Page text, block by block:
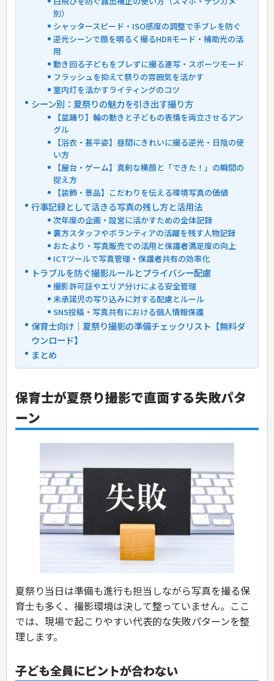
別）
シャッタースピード・ISO感度の調整で手ブレを防ぐ
逆光シーンで顔を明るく撮るHDRモード・補助光の活
用
動き回る子どもをブレずに撮る連写・スポーツモード
フラッシュを抑えて祭りの雰囲気を活かす
室内灯を活かすライティングのコツ
シーン別：夏祭りの魅力を引き出す撮り方
【盆踊り】輪の動きと子どもの表情を両立させるアン
グル
【浴衣・甚平姿】昼間にきれいに撮る逆光・日陰の使
い方
【屋台・ゲーム】真剣な横顔と「できた！」の瞬間の
捉え方
【装飾・景品】こだわりを伝える環境写真の価値
行事記録として活きる写真の残し方と活用法
次年度の企画・設営に活かすための全体記録
裏方スタッフやボランティアの活躍を残す人物記録
おたより・写真販売での活用と保護者満足度の向上
ICTツールで写真管理・保護者共有の効率化
トラブルを防ぐ撮影ルールとプライバシー配慮
撮影許可証やエリア分けによる安全管理
未承諾児の写り込みに対する配慮とルール
SNS投稿・写真共有における個人情報保護
保育士向け｜夏祭り撮影の準備チェックリスト【無料ダ
ウンロード】
まとめ
保育士が夏祭り撮影で直面する失敗パタ
ーン
夏祭り当日は準備も進行も担当しながら写真を撮る保
育士も多く、撮影環境は決して整っていません。ここ
では、現場で起こりやすい代表的な失敗パターンを整
理します。
子ども全員にピントが合わない